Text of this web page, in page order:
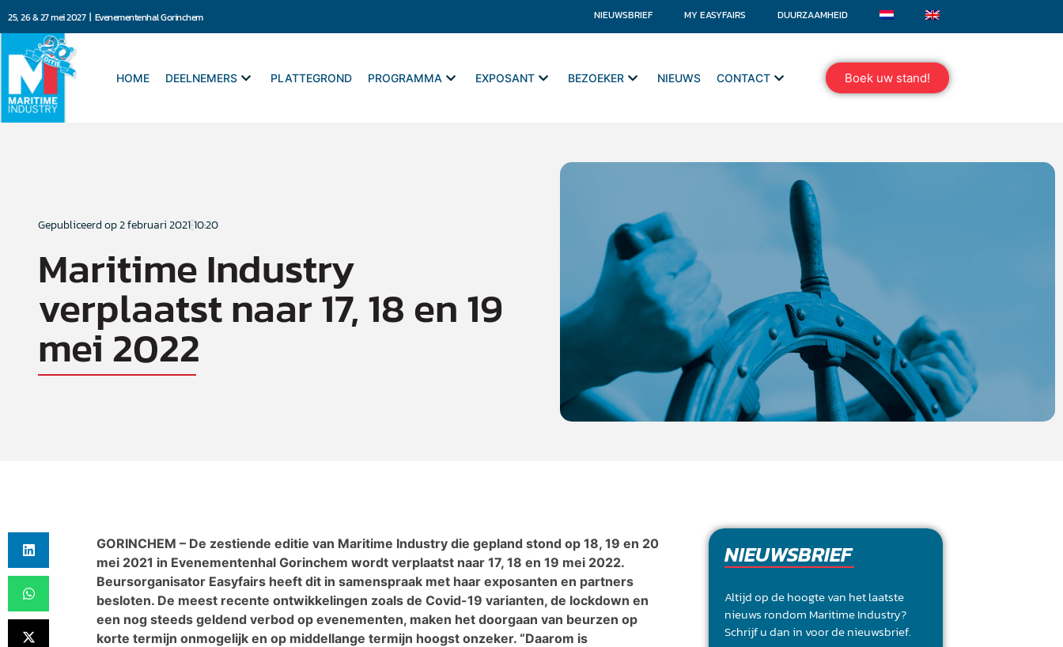
25, 26 & 27 mei 2027 | Evenementenhal Gorinchem NIEUWSBRIEF MY EASYFAIRS DUURZAAMHEID
HOME DEELNEMERS PLATTEGROND PROGRAMMA EXPOSANT BEZOEKER NIEUWS CONTACT Boek uw stand!
Gepubliceerd op2 februari 202110:20
Maritime Industry
verplaatst naar 17, 18 en 19
mei 2022
NIEUWSBRIEF
Altijd op de hoogte van het laatste
nieuws rondom Maritime Industry?
Schrijf u dan in voor de nieuwsbrief.
GORINCHEM – De zestiende editie van Maritime Industry die gepland stond op 18, 19 en 20
mei 2021 in Evenementenhal Gorinchem wordt verplaatst naar 17, 18 en 19 mei 2022.
Beursorganisator Easyfairs heeft dit in samenspraak met haar exposanten en partners
besloten. De meest recente ontwikkelingen zoals de Covid-19 varianten, de lockdown en
een nog steeds geldend verbod op evenementen, maken het doorgaan van beurzen op
korte termijn onmogelijk en op middellange termijn hoogst onzeker. “Daarom is